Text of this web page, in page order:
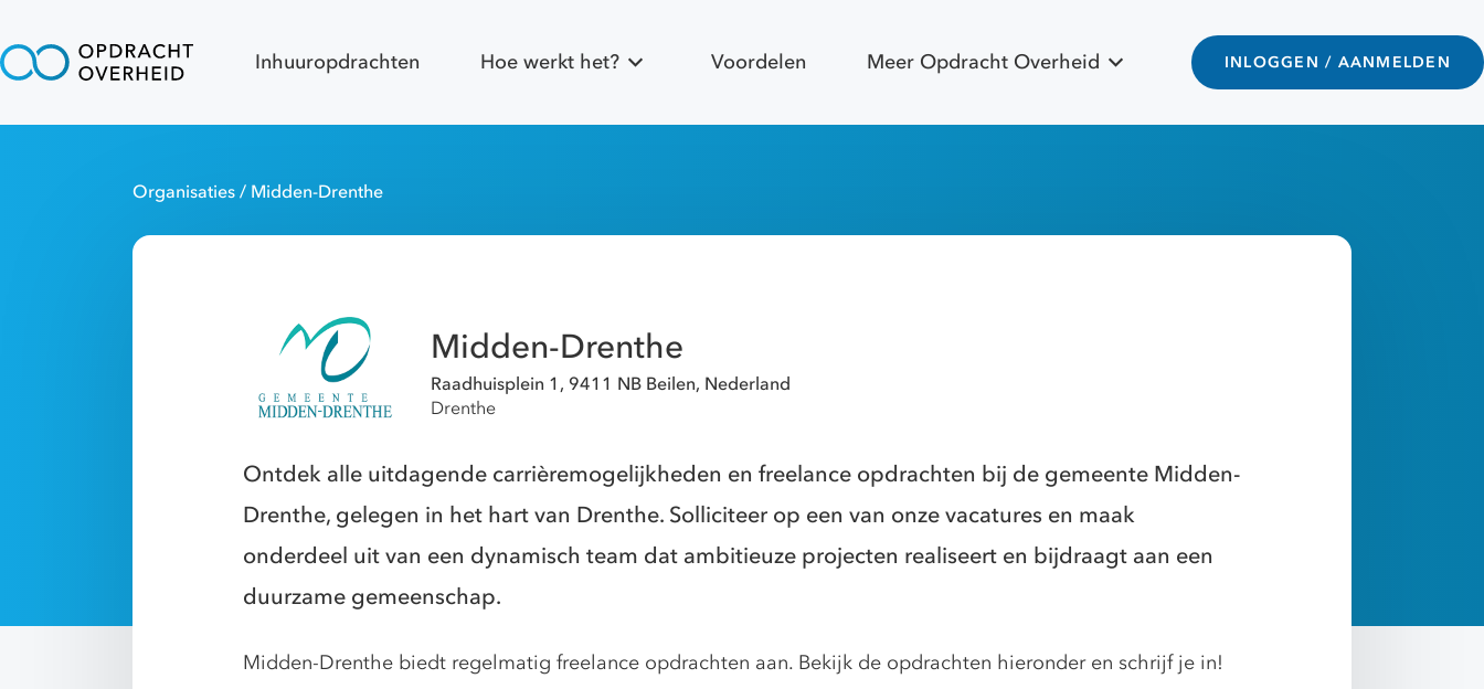
Inhuuropdrachten Hoe werkt het? Voordelen Meer Opdracht Overheid INLOGGEN / AANMELDEN
Organisaties/ Midden-Drenthe
Midden-Drenthe
Raadhuisplein 1, 9411 NB Beilen, Nederland
Drenthe
Ontdek alle uitdagende carrièremogelijkheden en freelance opdrachten bij de gemeente Midden-
Drenthe, gelegen in het hart van Drenthe. Solliciteer op een van onze vacatures en maak
onderdeel uit van een dynamisch team dat ambitieuze projecten realiseert en bijdraagt aan een
duurzame gemeenschap.
Midden-Drenthe biedt regelmatig freelance opdrachten aan. Bekijk de opdrachten hieronder en schrijf je in!